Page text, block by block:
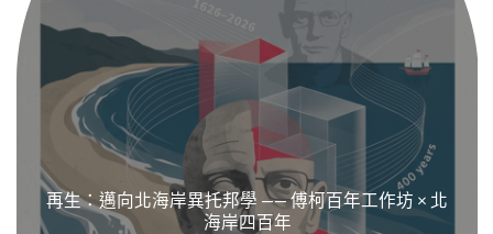
再生：邁向北海岸異托邦學 —— 傅柯百年工作坊 × 北
海岸四百年